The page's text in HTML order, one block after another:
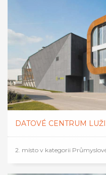
DATOVÉ CENTRUM
2. místo v kategorii